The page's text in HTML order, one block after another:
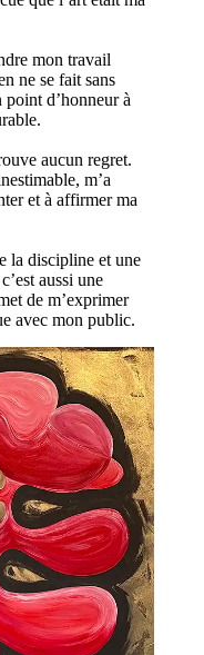
mon travail
ne se fait sans
point d’honneur à
aucun regret.
m’a
et à affirmer ma
la discipline et une
aussi une
de m’exprimer
avec mon public.